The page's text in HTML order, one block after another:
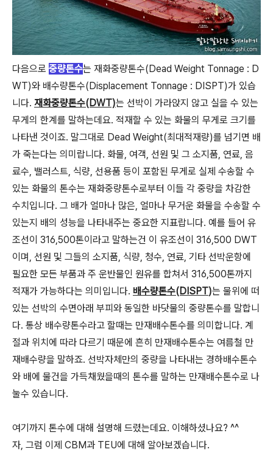
다음으로 중량톤수는 재화중량톤수(Dead Weight Tonnage : D
WT)와 배수량톤수(Displacement Tonnage : DISPT)가 있습
니다. 재화중량톤수(DWT)는 선박이 가라앉지 않고 실을 수 있는
무게의 한계를 말하는데요. 적재할 수 있는 화물의 무게로 크기를
나타낸 것이죠. 말그대로 Dead Weight(최대적재량)를 넘기면 배
가 죽는다는 의미랍니다. 화물, 여객, 선원 및 그 소지품, 연료, 음
료수, 밸러스트, 식량, 선용품 등이 포함된 무게로 실제 수송할 수
있는 화물의 톤수는 재화중량톤수로부터 이들 각 중량을 차감한
수치입니다. 그 배가 얼마나 많은, 얼마나 무거운 화물을 수송할 수
있는지 배의 성능을 나타내주는 중요한 지표랍니다. 예를 들어 유
조선이 316,500톤이라고 말하는건 이 유조선이 316,500 DWT
이며, 선원 및 그들의 소지품, 식량, 청수, 연료, 기타 선박운항에
필요한 모든 부품과 주 운반물인 원유를 합쳐서 316,500톤까지
적재가 가능하다는 의미입니다. 배수량톤수(DISPT)는 물위에 떠
있는 선박의 수면아래 부피와 동일한 바닷물의 중량톤수를 말합니
다. 통상 배수량톤수라고 할때는 만재배수톤수를 의미합니다. 계
절과 위치에 따라 다르기 때문에 흔히 만재배수톤수는 여름철 만
재배수량을 말하죠. 선박자체만의 중량을 나타내는 경하배수톤수
와 배에 물건을 가득채웠을때의 톤수를 말하는 만재배수톤수로 나
눌수 있습니다.
여기까지 톤수에 대해 설명해 드렸는데요. 이해하셨나요? ^^
자, 그럼 이제 CBM과 TEU에 대해 알아보겠습니다.